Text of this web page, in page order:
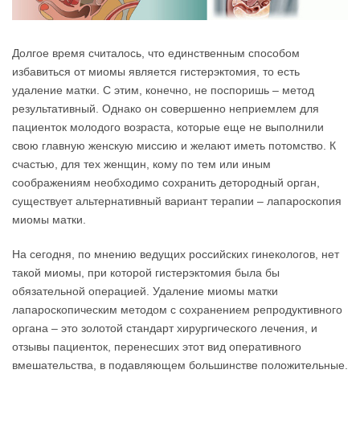
Долгое время считалось, что единственным способом
избавиться от миомы является гистерэктомия, то есть
удаление матки. С этим, конечно, не поспоришь – метод
результативный. Однако он совершенно неприемлем для
пациенток молодого возраста, которые еще не выполнили
свою главную женскую миссию и желают иметь потомство. К
счастью, для тех женщин, кому по тем или иным
соображениям необходимо сохранить детородный орган,
существует альтернативный вариант терапии – лапароскопия
миомы матки.
На сегодня, по мнению ведущих российских гинекологов, нет
такой миомы, при которой гистерэктомия была бы
обязательной операцией. Удаление миомы матки
лапароскопическим методом с сохранением репродуктивного
органа – это золотой стандарт хирургического лечения, и
отзывы пациенток, перенесших этот вид оперативного
вмешательства, в подавляющем большинстве положительные.